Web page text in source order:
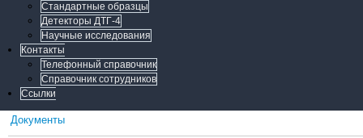
Стандартные образцы
Детекторы ДТГ-4
Научные исследования
Контакты
Телефонный справочник
Справочник сотрудников
Ссылки
Документы